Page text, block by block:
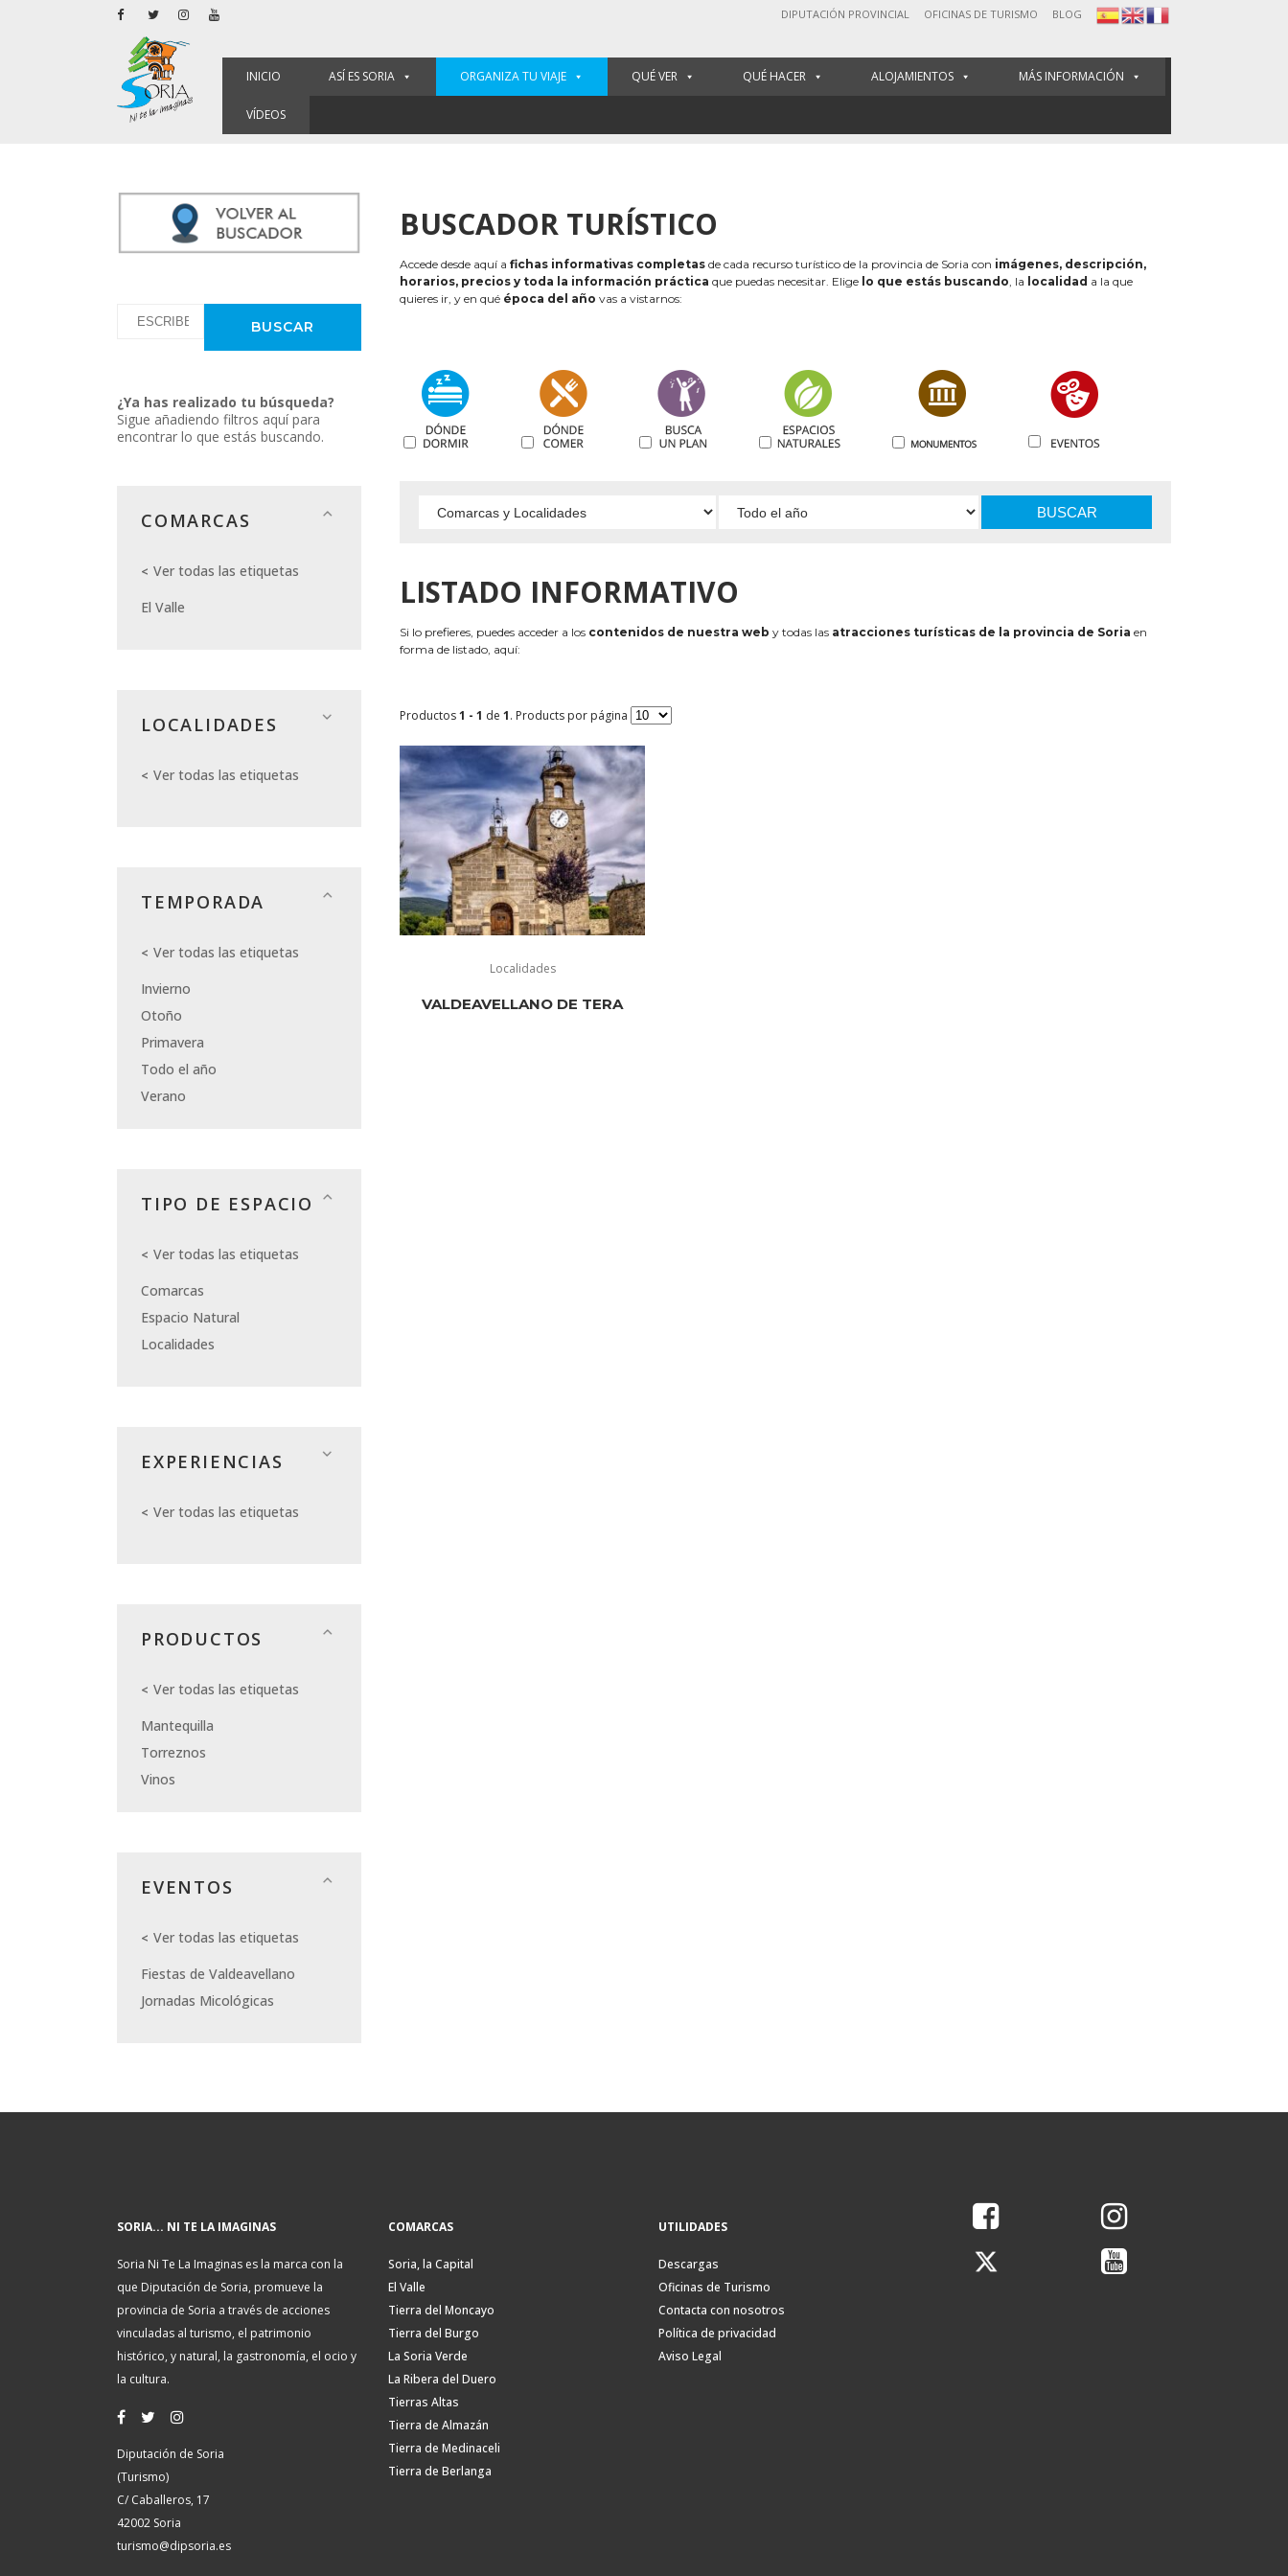
DIPUTACIÓN PROVINCIAL OFICINAS DE TURISMO BLOG
INICIO ASÍ ES SORIA ORGANIZA TU VIAJE QUÉ VER QUÉ HACER ALOJAMIENTOS MÁS INFORMACIÓN
VÍDEOS
¿Ya has realizado tu búsqueda?
Sigue añadiendo filtros aquí para
encontrar lo que estás buscando.
COMARCAS
Ver todas las etiquetas
El Valle
LOCALIDADES
Ver todas las etiquetas
TEMPORADA
Ver todas las etiquetas
Invierno
Otoño
Primavera
Todo el año
Verano
TIPO DE ESPACIO
Ver todas las etiquetas
Comarcas
Espacio Natural
Localidades
EXPERIENCIAS
Ver todas las etiquetas
PRODUCTOS
Ver todas las etiquetas
Mantequilla
Torreznos
Vinos
EVENTOS
Ver todas las etiquetas
Fiestas de Valdeavellano
Jornadas Micológicas
BUSCADOR TURÍSTICO
Accede desde aquí a fichas informativas completas de cada recurso turístico de la provincia de Soria con imágenes, descripción,
horarios, precios y toda la información práctica que puedas necesitar. Elige lo que estás buscando, la localidad a la que
quieres ir, y en qué época del año vas a vistarnos:
BUSCAR
LISTADO INFORMATIVO
Si lo prefieres, puedes acceder a los contenidos de nuestra web y todas las atracciones turísticas de la provincia de Soria en
forma de listado, aquí:
Productos1 - 1 de 1. Products por página
Localidades
VALDEAVELLANO DE TERA
SORIA... NI TE LA IMAGINAS
Soria Ni Te La Imaginas es la marca con la
que Diputación de Soria, promueve la
provincia de Soria a través de acciones
vinculadas al turismo, el patrimonio
histórico, y natural, la gastronomía, el ocio y
la cultura.
Diputación de Soria
(Turismo)
C/ Caballeros, 17
42002 Soria
turismo@dipsoria.es
COMARCAS
Soria, la Capital
El Valle
Tierra del Moncayo
Tierra del Burgo
La Soria Verde
La Ribera del Duero
Tierras Altas
Tierra de Almazán
Tierra de Medinaceli
Tierra de Berlanga
UTILIDADES
Descargas
Oficinas de Turismo
Contacta con nosotros
Política de privacidad
Aviso Legal